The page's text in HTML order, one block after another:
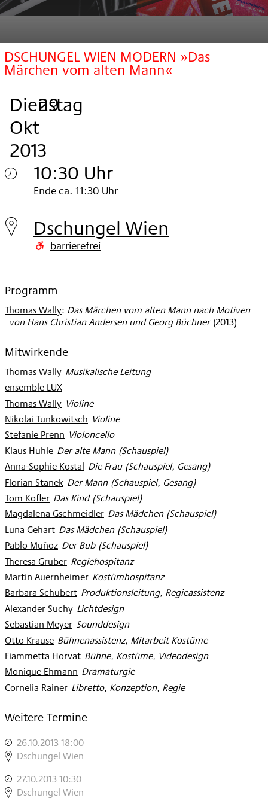
DSCHUNGEL WIEN MODERN »Das
Märchen vom alten Mann«
Dienstag
, 29
.
Okt
2013
.
10:30 Uhr
Dienstag
29.
Okt
Ende ca. 11:30 Uhr
Dschungel Wien
barrierefrei
Programm
Thomas Wally: Das Märchen vom alten Mann nach Motiven
von Hans Christian Andersen und Georg Büchner (2013)
Mitwirkende
Thomas Wally
: Musikalische Leitung
ensemble LUX
Thomas Wally
: Violine
Nikolai Tunkowitsch: Violine
Stefanie Prenn: Violoncello
Klaus Huhle
: Der alte Mann (Schauspiel)
Anna-Sophie Kostal: Die Frau (Schauspiel, Gesang)
Florian Stanek
: Der Mann (Schauspiel, Gesang)
Tom Kofler
: Das Kind (Schauspiel)
Magdalena Gschmeidler
: Das Mädchen (Schauspiel)
Luna Gehart
: Das Mädchen (Schauspiel)
Pablo Muñoz
: Der Bub (Schauspiel)
Theresa Gruber
: Regiehospitanz
Martin Auernheimer
: Kostümhospitanz
Barbara Schubert
: Produktionsleitung, Regieassistenz
Alexander Suchy
: Lichtdesign
Sebastian Meyer
: Sounddesign
Otto Krause
: Bühnenassistenz, Mitarbeit Kostüme
Fiammetta Horvat
: Bühne, Kostüme, Videodesign
Monique Ehmann: Dramaturgie
Cornelia Rainer
: Libretto, Konzeption, Regie
Weitere Termine
26.10.2013 18:00
DSCHUNGEL
WIEN
MODERN
»DAS
Dschungel Wien
27.10.2013 10:30
DSCHUNGEL
Dschungel Wien